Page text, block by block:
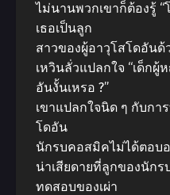
ไม่นานพวกเขาก็ต้องรู้
เธอเป็นลูก
สาวของผู้อาวุโสโดอันด้
เหวินลั่วแปลกใจ “เด็ก
อันงั้นเหรอ ?”
เขาแปลกใจนิด ๆ กับกา
โดอัน
นักรบคอสมิคไม่ได้ตอบ
น่าเสียดายที่ลูกของนัก
ทดสอบของเผ่า